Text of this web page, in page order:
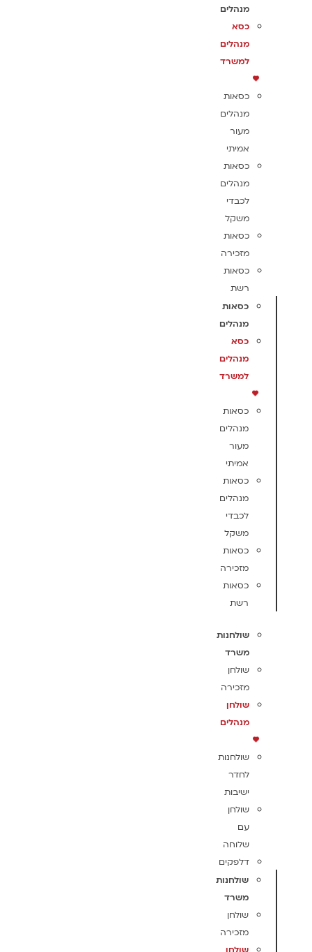
מנהלים
כסא
מנהלים
למשרד
כסאות
מנהלים
מעור
אמיתי
כסאות
מנהלים
לכבדי
משקל
כסאות
מזכירה
כסאות
רשת
כסאות
מנהלים
כסא
מנהלים
למשרד
כסאות
מנהלים
מעור
אמיתי
כסאות
מנהלים
לכבדי
משקל
כסאות
מזכירה
כסאות
רשת
שולחנות
משרד
שולחן
מזכירה
שולחן
מנהלים
שולחנות
לחדר
ישיבות
שולחן
עם
שלוחה
דלפקים
שולחנות
משרד
שולחן
מזכירה